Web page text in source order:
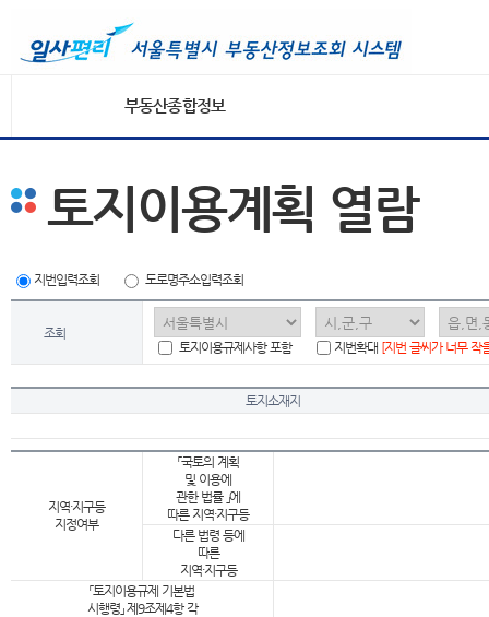
부동산종합정보
토지이용계획 열람
지번입력조회 도로명주소입력조회
조회
토지이용규제사항 포함
지번확대 [지번 글씨가 너무 작
토지소재지
지역·지구등
지정여부
「국토의 계획
및 이용에
관한 법률 」에
따른 지역·지구등
다른 법령 등에
따른
지역·지구등
「토지이용규제 기본법
시행령」 제9조제4항 각